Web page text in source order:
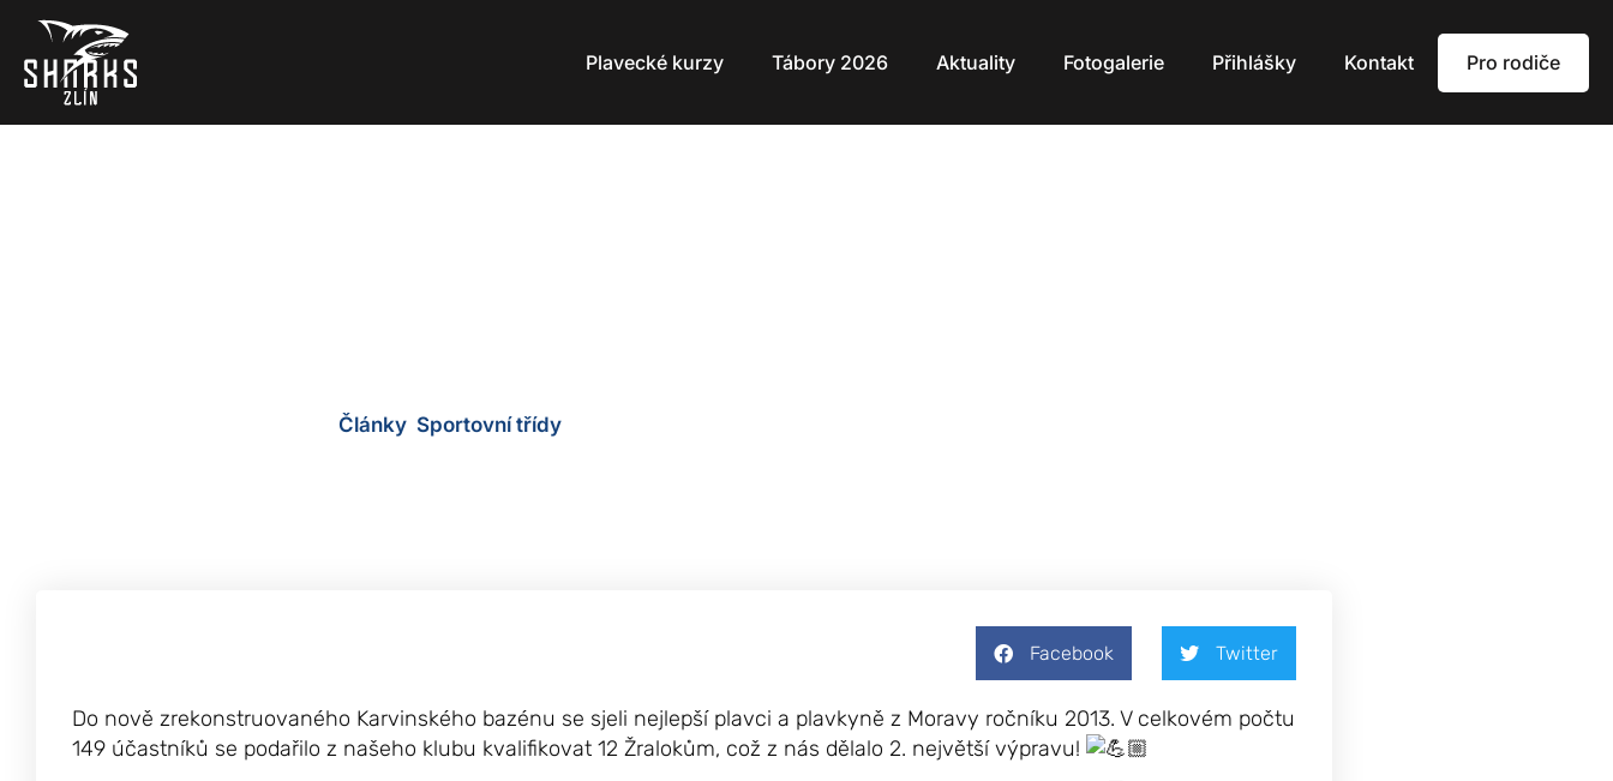
Plavecké kurzy Tábory 2026 Aktuality Fotogalerie Přihlášky Kontakt Pro rodiče
Články, Sportovní třídy
Facebook Twitter
Do nově zrekonstruovaného Karvinského bazénu se sjeli nejlepší plavci a plavkyně z Moravy ročníku 2013. V celkovém počtu
149 účastníků se podařilo z našeho klubu kvalifikovat 12 Žralokům, což z nás dělalo 2. největší výpravu!